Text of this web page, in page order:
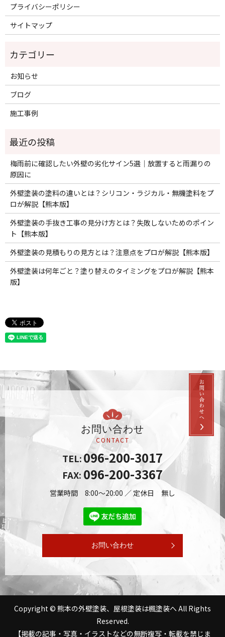
プライバシーポリシー
サイトマップ
お知らせ
ブログ
施工事例
梅雨前に確認したい外壁の劣化サイン5選｜放置すると雨漏りの
原因に
外壁塗装の塗料の違いとは？シリコン・ラジカル・無機塗料をプ
ロが解説【熊本版】
外壁塗装の手抜き工事の見分け方とは？失敗しないためのポイン
ト【熊本版】
外壁塗装の見積もりの見方とは？注意点をプロが解説【熊本版】
外壁塗装は何年ごと？塗り替えのタイミングをプロが解説【熊本
版】
お問い合わせ
CONTACT
TEL:096-200-3017
FAX: 096-200-3367
営業時間 8:00～20:00 ／ 定休日 無し
お問い合わせ
Copyright © 熊本の外壁塗装、屋根塗装は楓塗装へ All Rights
Reserved.
【掲載の記事・写真・イラストなどの無断複写・転載を禁じま